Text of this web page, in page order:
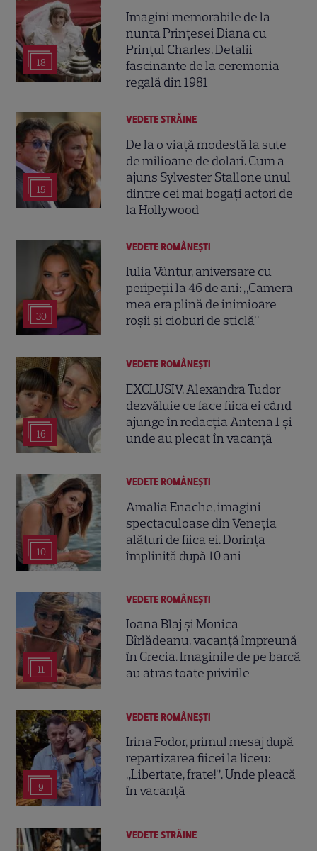
18
Imagini memorabile de la
nunta Prințesei Diana cu
Prințul Charles. Detalii
fascinante de la ceremonia
regală din 1981
15
VEDETE STRĂINE
De la o viață modestă la sute
de milioane de dolari. Cum a
ajuns Sylvester Stallone unul
dintre cei mai bogați actori de
la Hollywood
30
VEDETE ROMÂNEŞTI
Iulia Vântur, aniversare cu
peripeții la 46 de ani: „Camera
mea era plină de inimioare
roșii și cioburi de sticlă”
16
VEDETE ROMÂNEŞTI
EXCLUSIV. Alexandra Tudor
dezvăluie ce face fiica ei când
ajunge în redacția Antena 1 și
unde au plecat în vacanță
10
VEDETE ROMÂNEŞTI
Amalia Enache, imagini
spectaculoase din Veneția
alături de fiica ei. Dorința
împlinită după 10 ani
11
VEDETE ROMÂNEŞTI
Ioana Blaj și Monica
Bîrlădeanu, vacanță împreună
în Grecia. Imaginile de pe barcă
au atras toate privirile
9
VEDETE ROMÂNEŞTI
Irina Fodor, primul mesaj după
repartizarea fiicei la liceu:
„Libertate, frate!”. Unde pleacă
în vacanță
VEDETE STRĂINE